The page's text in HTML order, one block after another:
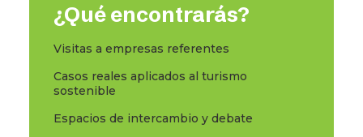
¿Qué encontrarás?
Visitas a empresas referentes
Casos reales aplicados al turismo
sostenible
Espacios de intercambio y debate